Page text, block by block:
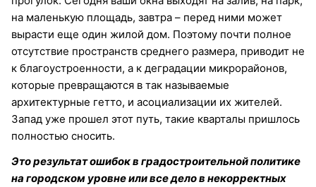
на маленькую площадь, завтра – перед ними может
вырасти еще один жилой дом. Поэтому почти полное
отсутствие пространств среднего размера, приводит не
к благоустроенности, а к деградации микрорайонов,
которые превращаются в так называемые
архитектурные гетто, и асоциализации их жителей.
Запад уже прошел этот путь, такие кварталы пришлось
полностью сносить.
Это результат ошибок в градостроительной политике
на городском уровне или все дело в некорректных